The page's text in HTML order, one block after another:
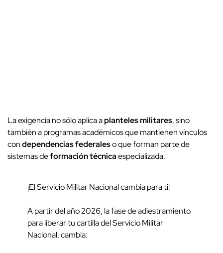
La exigencia no sólo aplica aplanteles militares, sino
también a programas académicos que mantienen vínculos
condependencias federaleso que forman parte de
sistemas deformación técnicaespecializada.
¡El Servicio Militar Nacional cambia para ti!
A partir del año 2026, la fase de adiestramiento
para liberar tu cartilla del Servicio Militar
Nacional, cambia: